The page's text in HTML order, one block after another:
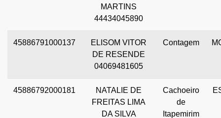
MARTINS
44434045890
45886791000137
ELISOM VITOR
DE RESENDE
04069481605
Contagem
45886792000181
NATALIE DE
FREITAS LIMA
DA SILVA
Cachoeiro
de
Itapemirim